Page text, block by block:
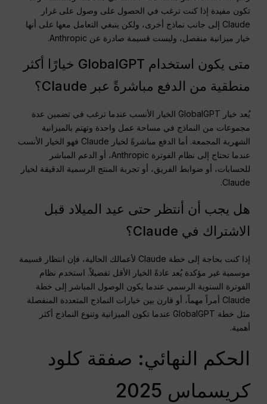
تكون مفيدة إذا كنت ترغب في الحصول على وصول على غرار
Claude إلى جانب نماذج أخرى، ولكن ينبغي التعامل معها على أنها
خيار ميزانية منفصل، وليست قسيمة صادرة عن Anthropic.
متى يكون استخدام GlobalGPT خيارًا أكثر
منطقية من الدفع مباشرةً عبر Claude؟
يُعد خيار GlobalGPT الخيار الأنسب عندما ترغب في تضمين عدة
مجموعات من النماذج في مساحة عمل واحدة وتهتم بالميزانية
الشهرية المجمعة. أما الدفع مباشرةً لخيار Claude فهو الخيار الأنسب
عندما تحتاج إلى نظام الفوترة Anthropic، أو الدعم المباشر
للحسابات، أو ضوابط الفريق، أو تجربة المنتج الرسمية الدقيقة لخيار
Claude.
هل يجب أن أنتظر حتى عيد الميلاد قبل
الاشتراك في Claude؟
إذا كنت بحاجة إلى خطة Claude لأعمالك الحالية، فإن انتظار قسيمة
موسمية غير مؤكدة يُعد عادةً الخيار الأقل تفضيلاً. استخدم نظام
الفوترة السنوية الرسمي عندما يكون الوصول المباشر إلى خطة
Claude أمراً مهماً، أو قارن بين خيارات النماذج المتعددة المنفصلة
مثل خطة GlobalGPT عندما تكون الميزانية وتنوع النماذج أكثر
أهمية.
الحكم النهائي: صفقة كلود
كريسماس 2025